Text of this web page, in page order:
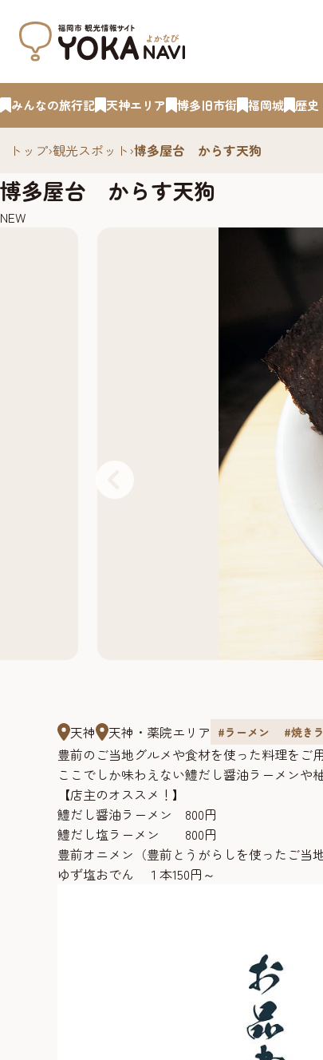
みんなの旅行記 天神エリア 博多旧市街 福岡城 歴史
トップ›観光スポット›博多屋台 からす天狗
博多屋台 からす天狗
NEW
天神 天神・薬院エリア #ラーメン #焼き
豊前のご当地グルメや食材を使った料理をご
ここでしか味わえない鱧だし醤油ラーメンや
【店主のオススメ！】
鱧だし醤油ラーメン 800円
鱧だし塩ラーメン 800円
豊前オニメン（豊前とうがらしを使ったご当
ゆず塩おでん １本150円～